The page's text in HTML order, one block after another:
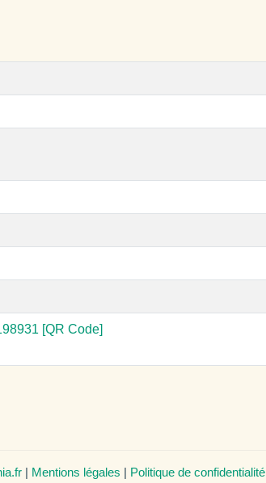
[QR Code]
| Mentions légales | Politique de confidentialité